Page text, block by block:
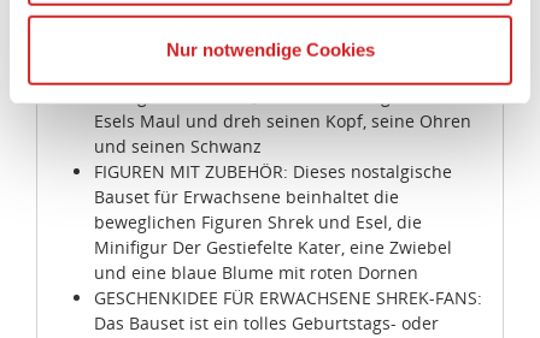
Ihrer personenbezogener Daten in die USA übertragen.
Die USA ist ein Drittland, dass nicht von einem
Kommission erfasst wird, und daher kein angemessenes
Schutzniveau für personenbezogene Daten bietet. Durch
die Verwendung von Standarddatenschutzklauseln in
Verbindung mit zusätzlichen Maßnahmen zur Sicherung
eines angemessenen Schutzniveaus, garantieren wir,
dass die Datenschutzvorgaben der EU auch bei der
Verarbeitung von Daten in den USA eingehalten werden.
Nur notwendige Cookies
Oger-Warnschild und Sonnenblumen dürfen
natürlich nicht fehlen
Esels Maul und dreh seinen Kopf, seine Ohren
und seinen Schwanz
FIGUREN MIT ZUBEHÖR: Dieses nostalgische
Bauset für Erwachsene beinhaltet die
beweglichen Figuren Shrek und Esel, die
Minifigur Der Gestiefelte Kater, eine Zwiebel
und eine blaue Blume mit roten Dornen
GESCHENKIDEE FÜR ERWACHSENE SHREK-FANS:
Das Bauset ist ein tolles Geburtstags- oder